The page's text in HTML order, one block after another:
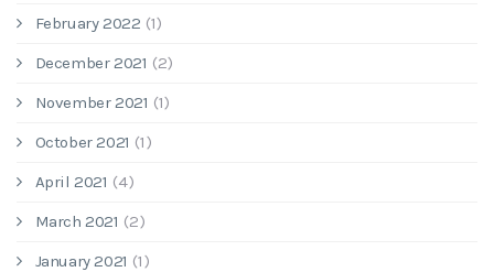
February 2022 (1)
December 2021 (2)
November 2021 (1)
October 2021 (1)
April 2021 (4)
March 2021 (2)
January 2021 (1)